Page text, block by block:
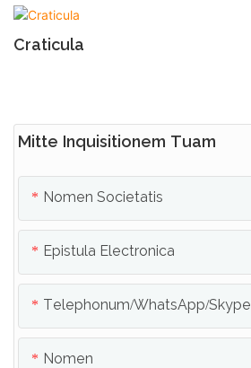
Mitte Inquisitionem Tuam
Nomen Societatis
Epistula Electronica
Telephonum/whatsApp/skype
Nomen
Craticula